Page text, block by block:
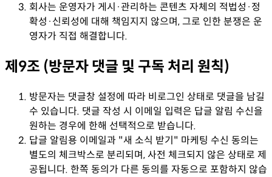
회사는 운영자가 게시·관리하는 콘텐츠 자체의 적법성·정
확성·신뢰성에 대해 책임지지 않으며, 그로 인한 분쟁은 운
영자가 직접 해결합니다.
제9조 (방문자 댓글 및 구독 처리 원칙)
방문자는 댓글창 설정에 따라 비로그인 상태로 댓글을 남길
수 있습니다. 댓글 작성 시 이메일 입력은 답글 알림 수신을
원하는 경우에 한해 선택적으로 받습니다.
답글 알림용 이메일과 "새 소식 받기" 마케팅 수신 동의는
별도의 체크박스로 분리되며, 사전 체크되지 않은 상태로 제
공됩니다. 한쪽 동의가 다른 동의를 자동으로 포함하지 않습